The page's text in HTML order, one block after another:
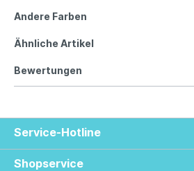
Andere Farben
Ähnliche Artikel
Bewertungen
Service-Hotline
Shopservice